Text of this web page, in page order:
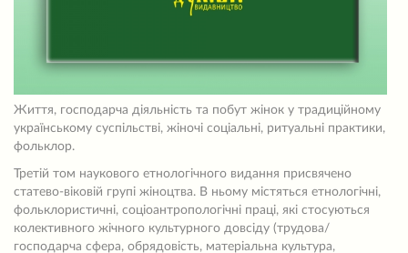
Життя, господарча діяльність та побут жінок у традиційному
українському суспільстві, жіночі соціальні, ритуальні практики,
фольклор.
Третій том наукового етнологічного видання присвячено
статево-віковій групі жіноцтва. В ньому містяться етнологічні,
фольклористичні, соціоантропологічні праці, які стосуються
колективного жічного культурного довсіду (трудова/
господарча сфера, обрядовість, матеріальна культура,